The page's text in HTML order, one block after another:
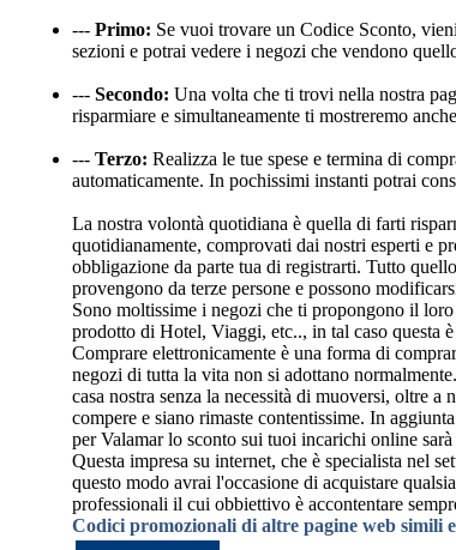
--- Primo: Se vuoi trovare un Codice Sconto,
sezioni e potrai vedere i negozi che vendono
--- Secondo: Una volta che ti trovi nella nostra
risparmiare e simultaneamente ti mostreremo
--- Terzo: Realizza le tue spese e termina di
automaticamente. In pochissimi instanti potrai
La nostra volontà quotidiana è quella di farti
quotidianamente, comprovati dai nostri esperti e
obbligazione da parte tua di registrarti. Tutto
provengono da terze persone e possono
Sono moltissime i negozi che ti propongono il
prodotto di Hotel, Viaggi, etc.., in tal caso questa
Comprare elettronicamente è una forma di
negozi di tutta la vita non si adottano
casa nostra senza la necessità di muoversi, oltre
compere e siano rimaste contentissime. In
per Valamar lo sconto sui tuoi incarichi online
Questa impresa su internet, che è specialista nel
questo modo avrai l'occasione di acquistare
professionali il cui obbiettivo è accontentare
Codici promozionali di altre pagine web simili